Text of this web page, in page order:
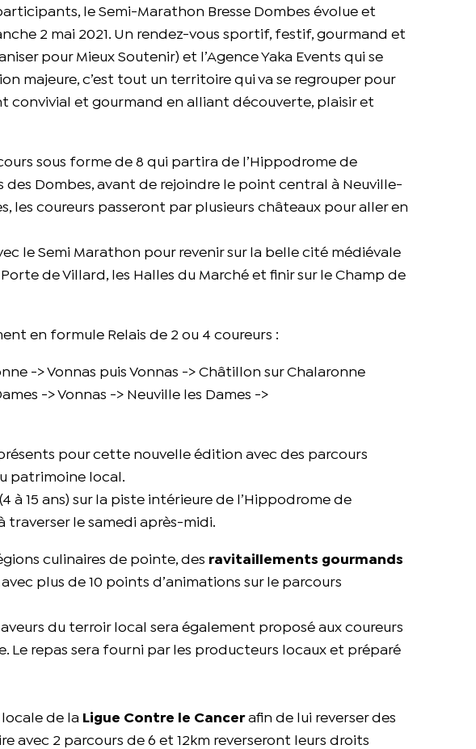
le Semi-Marathon Bresse Dombes évolue et
2 mai 2021. Un rendez-vous sportif, festif, gourmand et
pour Mieux Soutenir) et l’Agence Yaka Events qui se
majeure, c’est tout un territoire qui va se regrouper pour
convivial et gourmand en alliant découverte, plaisir et
sous forme de 8 qui partira de l’Hippodrome de
Dombes, avant de rejoindre le point central à Neuville-
les coureurs passeront par plusieurs châteaux pour aller en
le Semi Marathon pour revenir sur la belle cité médiévale
de Villard, les Halles du Marché et finir sur le Champ de
en formule Relais de 2 ou 4 coureurs :
-> Vonnas puis Vonnas -> Châtillon sur Chalaronne
-> Vonnas -> Neuville les Dames ->
pour cette nouvelle édition avec des parcours
patrimoine local.
à 15 ans) sur la piste intérieure de l’Hippodrome de
traverser le samedi après-midi.
culinaires de pointe, des ravitaillements gourmands
plus de 10 points d’animations sur le parcours
du terroir local sera également proposé aux coureurs
Le repas sera fourni par les producteurs locaux et préparé
locale de la Ligue Contre le Cancerafin de lui reverser des
avec 2 parcours de 6 et 12km reverseront leurs droits